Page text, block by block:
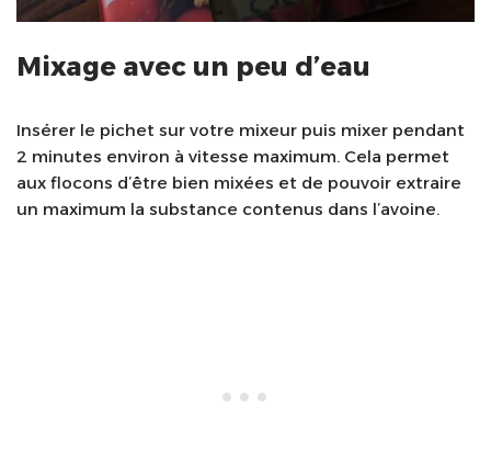
Mixage avec un peu d’eau
Insérer le pichet sur votre mixeur puis mixer pendant
2 minutes environ à vitesse maximum. Cela permet
aux flocons d’être bien mixées et de pouvoir extraire
un maximum la substance contenus dans l’avoine.